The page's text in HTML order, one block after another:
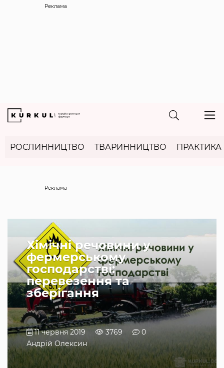
Реклама
РОСЛИННИЦТВО ТВАРИННИЦТВО ПРАКТИКА
Хімічні речовини у
фермерському
господарстві:
перевезення та
зберігання
11 червня 2019 3769
0
Андрій Олексин
Реклама